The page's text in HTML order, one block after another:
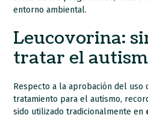
entorno ambiental.
Leucovorina:
tratar el
Respecto a la aprobación del uso
tratamiento para el autismo,
sido utilizado tradicionalmente en